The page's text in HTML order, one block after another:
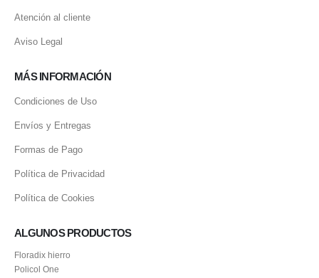
Atención al cliente
Aviso Legal
MÁS INFORMACIÓN
Condiciones de Uso
Envíos y Entregas
Formas de Pago
Política de Privacidad
Política de Cookies
ALGUNOS PRODUCTOS
Floradix hierro
Policol One